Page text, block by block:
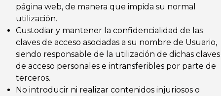
página web, de manera que impida su normal
utilización.
Custodiar y mantener la confidencialidad de las
claves de acceso asociadas a su nombre de Usuario,
siendo responsable de la utilización de dichas claves
de acceso personales e intransferibles por parte de
terceros.
No introducir ni realizar contenidos injuriosos o